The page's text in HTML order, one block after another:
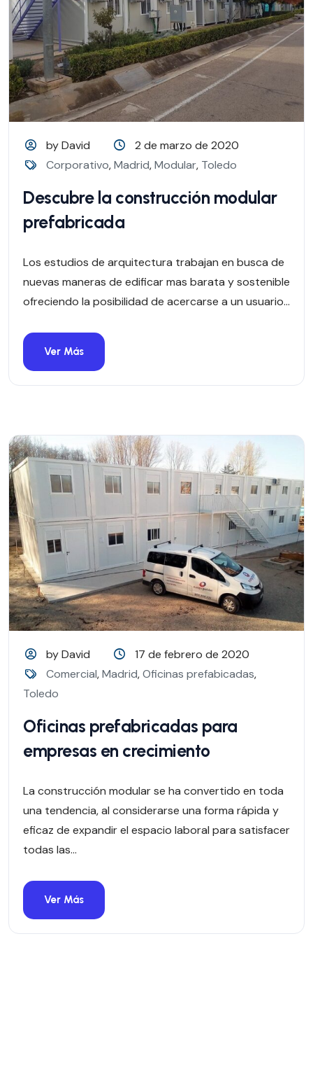
by David
2 de marzo de 2020
Corporativo,Madrid,Modular, Toledo
Descubre la construcción modular
prefabricada
Los estudios de arquitectura trabajan en busca de
nuevas maneras de edificar mas barata y sostenible
ofreciendo la posibilidad de acercarse a un usuario...
Ver Más
by David
17 de febrero de 2020
Comercial,Madrid,Oficinas prefabicadas,
Toledo
Oficinas prefabricadas para
empresas en crecimiento
La construcción modular se ha convertido en toda
una tendencia, al considerarse una forma rápida y
eficaz de expandir el espacio laboral para satisfacer
todas las...
Ver Más